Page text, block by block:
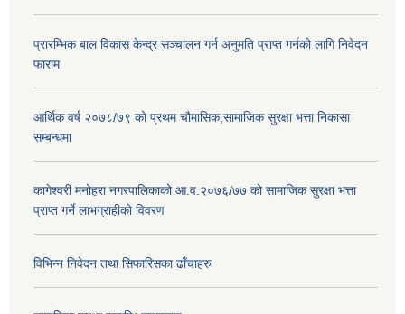
प्रारम्भिक बाल विकास केन्द्र सञ्चालन गर्न अनुमति प्राप्त गर्नको लागि निवेदन
फाराम
आर्थिक वर्ष २०७८/७९ को प्रथम चौमासिक,सामाजिक सुरक्षा भत्ता निकासा
सम्बन्धमा
कागेश्वरी मनोहरा नगरपालिकाको आ.व.२०७६/७७ को सामाजिक सुरक्षा भत्ता
प्राप्त गर्ने लाभग्राहीको विवरण
विभिन्न निवेदन तथा सिफारिसका ढाँचाहरु